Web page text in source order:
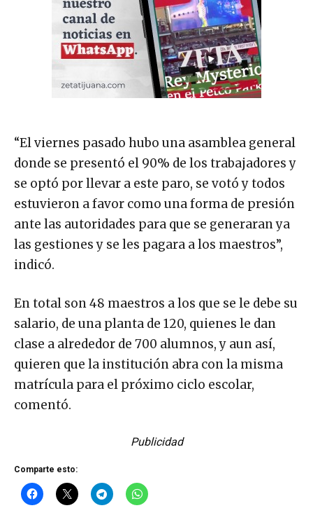
“El viernes pasado hubo una asamblea general
donde se presentó el 90% de los trabajadores y
se optó por llevar a este paro, se votó y todos
estuvieron a favor como una forma de presión
ante las autoridades para que se generaran ya
las gestiones y se les pagara a los maestros”,
indicó.
En total son 48 maestros a los que se le debe su
salario, de una planta de 120, quienes le dan
clase a alrededor de 700 alumnos, y aun así,
quieren que la institución abra con la misma
matrícula para el próximo ciclo escolar,
comentó.
Publicidad
Comparte esto: